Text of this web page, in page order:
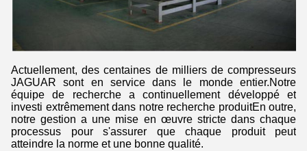
Laisser un message
Nous vous rappellerons bientôt!
Actuellement, des centaines de milliers de compresseurs
JAGUAR sont en service dans le monde entier.Notre
équipe de recherche a continuellement développé et
investi extrêmement dans notre recherche produitEn outre,
notre gestion a une mise en œuvre stricte dans chaque
processus pour s'assurer que chaque produit peut
atteindre la norme et une bonne qualité.